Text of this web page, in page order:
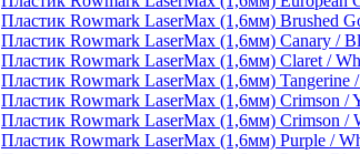
Пластик Rowmark LaserMax (1,6мм) Brushed
Пластик Rowmark LaserMax (1,6мм) Canary /
Пластик Rowmark LaserMax (1,6мм) Claret /
Пластик Rowmark LaserMax (1,6мм) Tangerine
Пластик Rowmark LaserMax (1,6мм) Crimson /
Пластик Rowmark LaserMax (1,6мм) Crimson /
Пластик Rowmark LaserMax (1,6мм) Purple /